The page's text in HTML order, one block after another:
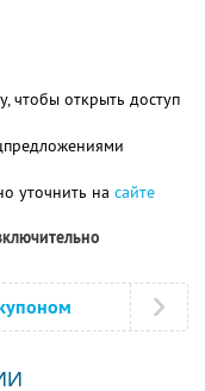
чтобы открыть доступ
уточнить на сайте